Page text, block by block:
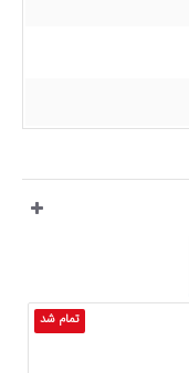
تمام شد